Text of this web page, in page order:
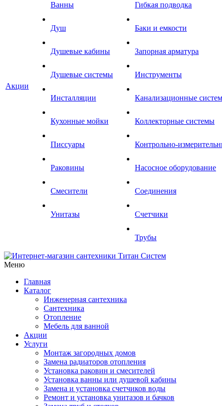
Акции
Ванны
Душ
Душевые кабины
Душевые системы
Инсталляции
Кухонные мойки
Писсуары
Раковины
Смесители
Унитазы
Гибкая подводка
Баки и емкости
Запорная арматура
Инструменты
Канализационные
Коллекторные системы
Контрольно-
Насосное оборудование
Соединения
Счетчики
Трубы
Меню
Главная
Каталог
Инженерная сантехника
Сантехника
Отопление
Мебель для ванной
Акции
Услуги
Монтаж загородных домов
Замена радиаторов отопления
Установка раковин и смесителей
Установка ванны или душевой кабины
Замена и установка счетчиков воды
Ремонт и установка унитазов и бачков